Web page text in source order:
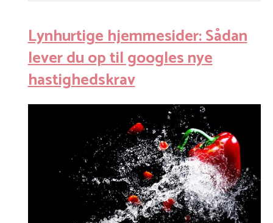
Lynhurtige hjemmesider: Sådan
lever du op til googles nye
hastighedskrav